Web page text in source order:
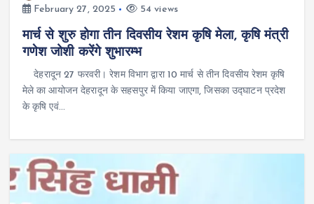
February 27, 2025
54 views
मार्च से शुरु होगा तीन दिवसीय रेशम कृषि मेला, कृषि मंत्री
गणेश जोशी करेंगे शुभारम्भ
देहरादून 27 फरवरी। रेशम विभाग द्वारा 10 मार्च से तीन दिवसीय रेशम कृषि
मेले का आयोजन देहरादून के सहसपुर में किया जाएगा, जिसका उद्घाटन प्रदेश
के कृषि एवं…